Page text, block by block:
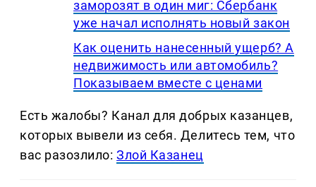
заморозят в один миг: Сбербанк
уже начал исполнять новый закон
Как оценить нанесенный ущерб? А
недвижимость или автомобиль?
Показываем вместе с ценами
Есть жалобы? Канал для добрых казанцев,
которых вывели из себя. Делитеcь тем, что
вас разозлило:Злой Казанец